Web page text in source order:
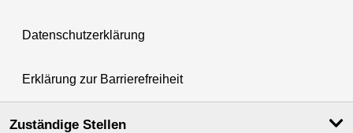
Datenschutzerklärung
Erklärung zur Barrierefreiheit
Zuständige Stellen